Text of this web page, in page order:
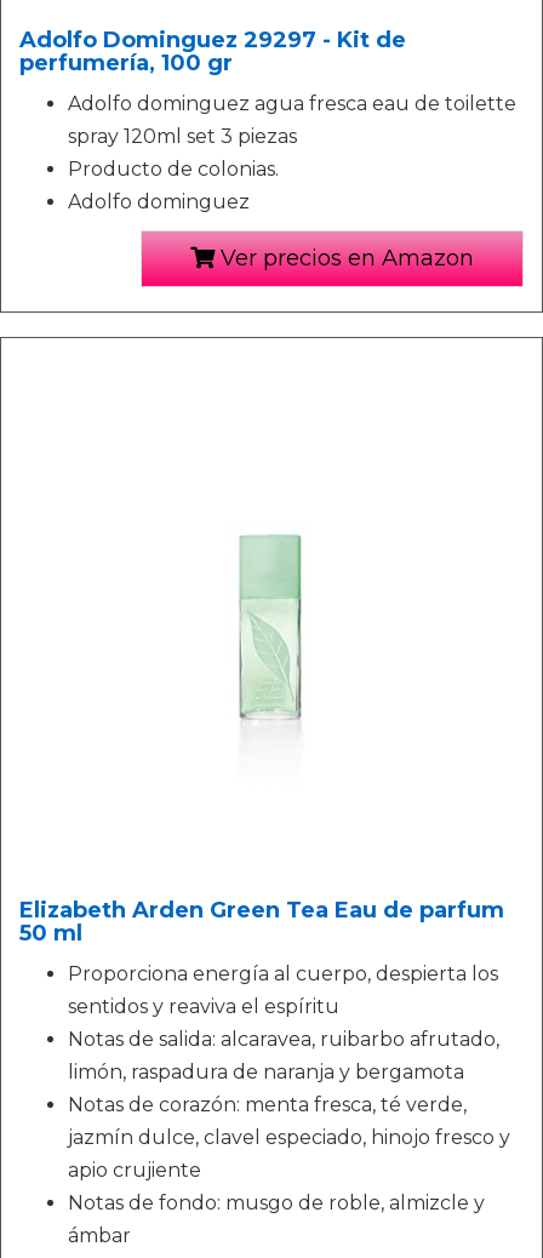
Adolfo Dominguez 29297 - Kit de
perfumería, 100 gr
Adolfo dominguez agua fresca eau de toilette
spray 120ml set 3 piezas
Producto de colonias.
Adolfo dominguez
Ver precios en Amazon
Elizabeth Arden Green Tea Eau de parfum
50 ml
Proporciona energía al cuerpo, despierta los
sentidos y reaviva el espíritu
Notas de salida: alcaravea, ruibarbo afrutado,
limón, raspadura de naranja y bergamota
Notas de corazón: menta fresca, té verde,
jazmín dulce, clavel especiado, hinojo fresco y
apio crujiente
Notas de fondo: musgo de roble, almizcle y
ámbar